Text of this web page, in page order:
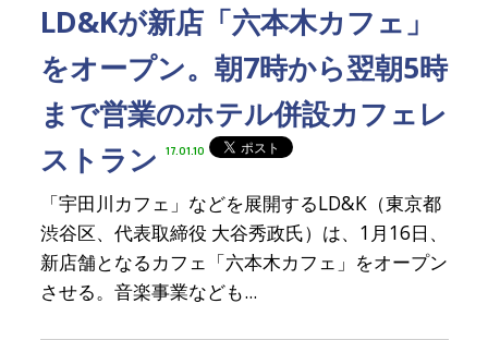
LD&Kが新店「六本木カフェ」
をオープン。朝7時から翌朝5時
まで営業のホテル併設カフェレ
ストラン
17.01.10
「宇田川カフェ」などを展開するLD&K（東京都
渋谷区、代表取締役 大谷秀政氏）は、1月16日、
新店舗となるカフェ「六本木カフェ」をオープン
させる。音楽事業なども...